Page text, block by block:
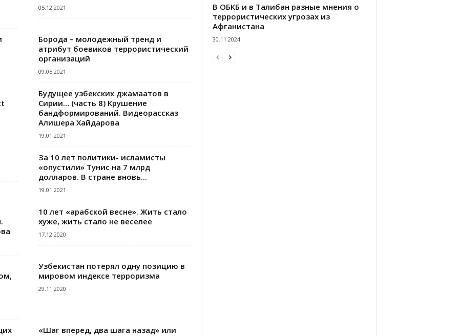
05.12.2021
Борода – молодежный тренд и
атрибут боевиков террористический
организаций
09.05.2021
Будущее узбекских джамаатов в
Сирии… (часть 8) Крушение
бандформирований. Видеорассказ
Алишера Хайдарова
19.01.2021
За 10 лет политики- исламисты
«опустили» Тунис на 7 млрд
долларов. В стране вновь...
19.01.2021
10 лет «арабской весне». Жить стало
хуже, жить стало не веселее
17.12.2020
Узбекистан потерял одну позицию в
мировом индексе терроризма
29.11.2020
«Шаг вперед, два шага назад» или
В ОБКБ и в Талибан разные мнения о
террористических угрозах из
Афганистана
30.11.2024